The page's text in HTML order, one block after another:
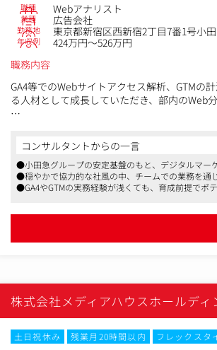
職種 Webアナリスト
業種 広告会社
勤務地 東京都新宿区西新宿2丁目7番1号小
年収例
424万円～526万円
職務内容
GA4等でのWebサイトアクセス解析、GTMの
る人材として成長していただき、部内のWeb
・Webアクセス解析（20%）：GA4等を用い
・計測設定・GTM理解（10%）：GTMのタ
・レポート・説明資料作成（20%）：分析結
・ダッシュボード構築支援（20%）：Looker
・デジタルツール活用支援（20%）：新しい
・デジタルソリューション（10%）：新たな
【入社後の期待役割（描けるキャリア）】
・3カ月後：既存案件のレポート作成・数値
担当者と一緒に整理できる状態。
・半年後：小規模案件でアクセス解析、GTM
コンサルタントからの一言
●小田急グループの安定基盤のもと、デジタルマー
●穏やかで協力的な社風の中、チームでの業務を通
●GA4やGTMの実務経験が浅くても、育成前提でポ
株式会社メディアハウスホールディ
土日祝休み 残業月20時間以内 フレックスタ